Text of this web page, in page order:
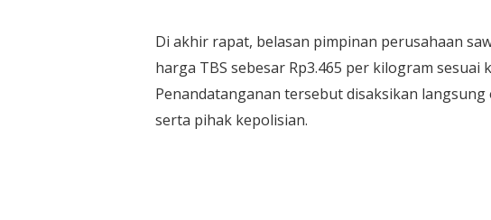
Di akhir rapat, belasan pimpinan perusahaan
harga TBS sebesar Rp3.465 per kilogram
Penandatanganan tersebut disaksikan
serta pihak kepolisian.